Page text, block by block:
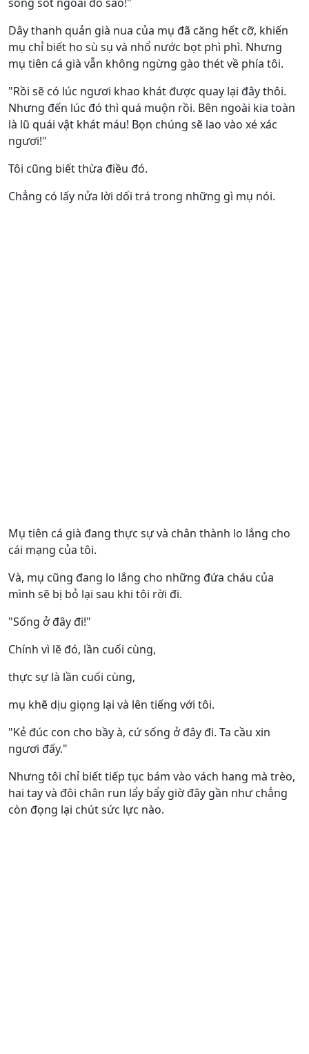
Dây thanh quản già nua của mụ đã căng hết cỡ, khiến
mụ chỉ biết ho sù sụ và nhổ nước bọt phì phì. Nhưng
mụ tiên cá già vẫn không ngừng gào thét về phía tôi.
"Rồi sẽ có lúc ngươi khao khát được quay lại đây thôi.
Nhưng đến lúc đó thì quá muộn rồi. Bên ngoài kia toàn
là lũ quái vật khát máu! Bọn chúng sẽ lao vào xé xác
ngươi!"
Tôi cũng biết thừa điều đó.
Chẳng có lấy nửa lời dối trá trong những gì mụ nói.
Mụ tiên cá già đang thực sự và chân thành lo lắng cho
cái mạng của tôi.
Và, mụ cũng đang lo lắng cho những đứa cháu của
mình sẽ bị bỏ lại sau khi tôi rời đi.
"Sống ở đây đi!"
Chính vì lẽ đó, lần cuối cùng,
thực sự là lần cuối cùng,
mụ khẽ dịu giọng lại và lên tiếng với tôi.
"Kẻ đúc con cho bầy à, cứ sống ở đây đi. Ta cầu xin
ngươi đấy."
Nhưng tôi chỉ biết tiếp tục bám vào vách hang mà trèo,
hai tay và đôi chân run lẩy bẩy giờ đây gần như chẳng
còn đọng lại chút sức lực nào.